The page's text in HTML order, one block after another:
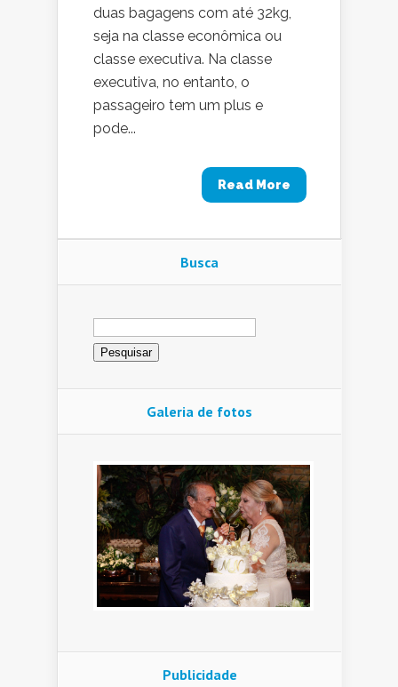
duas bagagens com até 32kg,
seja na classe econômica ou
classe executiva. Na classe
executiva, no entanto, o
passageiro tem um plus e
pode...
Read More
Busca
Pesquisar
por:
Galeria de fotos
Publicidade